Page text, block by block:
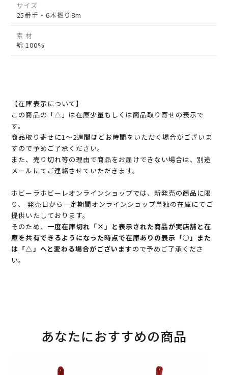
サイズ
25番手・6本撚り8m
素 材
綿 100%
【在庫表示について】
この商品の「△」は在庫少量もしくは商品取り寄せの表示で
す。
商品取り寄せに1～2週間ほどお時間をいただく場合がございま
すので予めご了承ください。
また、売り切れ等の理由で商品をお届けできない場合は、別途
メールにてご連絡させていただきます。
ホビーラホビーレオンラインショップでは、新発売の商品に限
り、 発売日から一定期間オンラインショップ単独の在庫にてご
提供いたしております。
そのため、 一度在庫切れ「×」と表示された商品が実店舗と在
庫を共有できるようになった時点で在庫ありの表示「○」また
は「△」へと変わる場合がございますので予めご了承くださ
い。
あなたにおすすめの商品